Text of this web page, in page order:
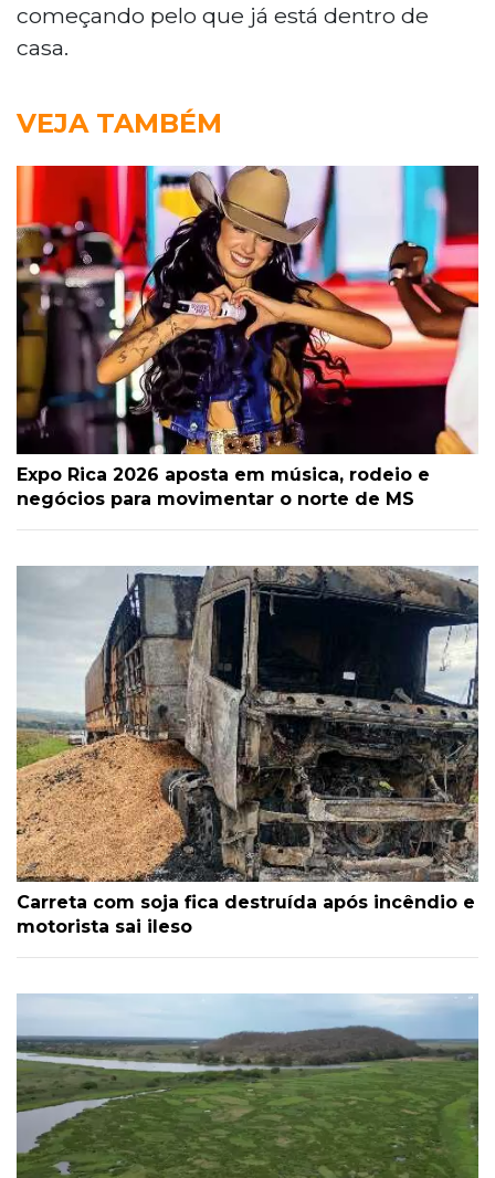
começando pelo que já está dentro de
casa.
VEJA TAMBÉM
Expo Rica 2026 aposta em música, rodeio e
negócios para movimentar o norte de MS
Carreta com soja fica destruída após incêndio e
motorista sai ileso